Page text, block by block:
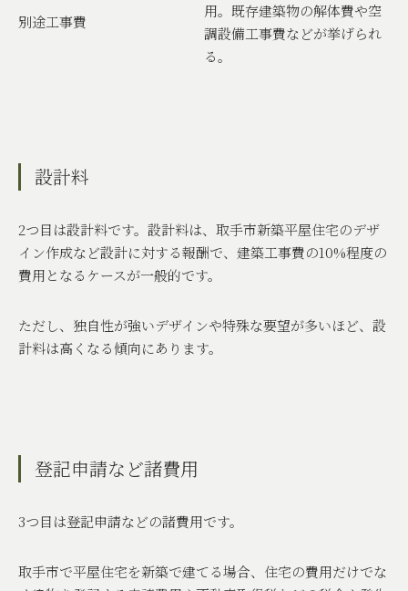
別途工事費
用。既存建築物の解体費や空
調設備工事費などが挙げられ
る。
設計料
2つ目は設計料です。設計料は、取手市新築平屋住宅のデザ
イン作成など設計に対する報酬で、建築工事費の10%程度の
費用となるケースが一般的です。
ただし、独自性が強いデザインや特殊な要望が多いほど、設
計料は高くなる傾向にあります。
登記申請など諸費用
3つ目は登記申請などの諸費用です。
取手市で平屋住宅を新築で建てる場合、住宅の費用だけでな